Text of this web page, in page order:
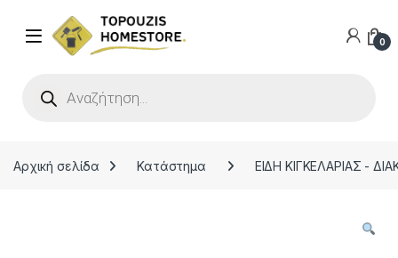
0
Αρχική σελίδα Κατάστημα ΕΙΔΗ ΚΙΓΚΕΛΑΡΙΑΣ -